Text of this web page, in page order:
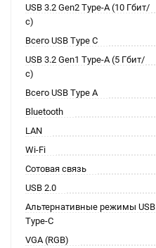
USB 3.2 Gen2 Type-A (10 Гбит/
с)
Всего USB Type C
USB 3.2 Gen1 Type-A (5 Гбит/
с)
Всего USB Type A
Bluetooth
LAN
Wi-Fi
Сотовая связь
USB 2.0
Альтернативные режимы USB
Type-C
VGA (RGB)